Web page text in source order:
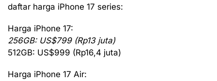
daftar harga iPhone 17 series:
Harga iPhone 17:
256GB: US$799 (Rp13 juta)
512GB: US$999 (Rp16,4 juta)
Harga iPhone 17 Air: